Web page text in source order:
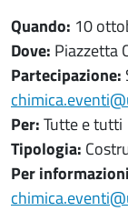
Quando: 10
Dove: Piazzetta
Partecipazione:
Per:Tutte e tutti
Tipologia:
Per